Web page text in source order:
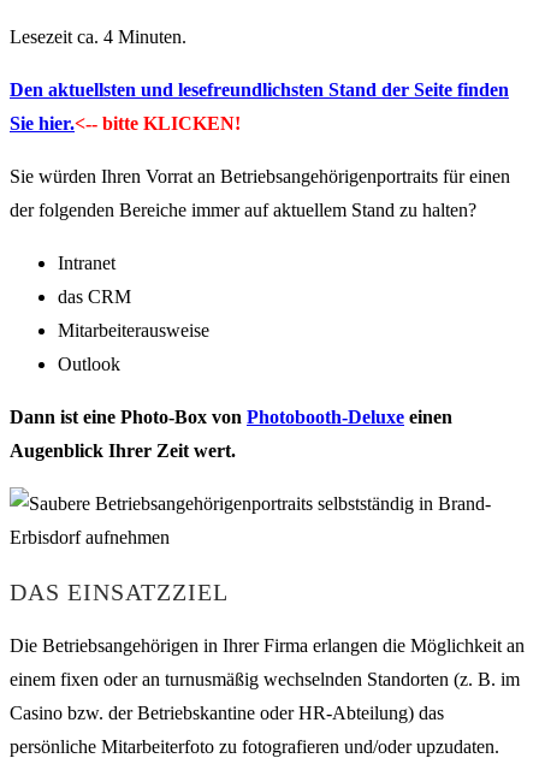
Lesezeit ca. 4 Minuten.
Den aktuellsten und lesefreundlichsten Stand der Seite finden
Sie hier.<-- bitte KLICKEN!
Sie würden Ihren Vorrat an Betriebsangehörigenportraits für einen
der folgenden Bereiche immer auf aktuellem Stand zu halten?
Intranet
das CRM
Mitarbeiterausweise
Outlook
Dann ist eine Photo-Box von Photobooth-Deluxe einen
Augenblick Ihrer Zeit wert.
DAS EINSATZZIEL
Die Betriebsangehörigen in Ihrer Firma erlangen die Möglichkeit an
einem fixen oder an turnusmäßig wechselnden Standorten (z. B. im
Casino bzw. der Betriebskantine oder HR-Abteilung) das
persönliche Mitarbeiterfoto zu fotografieren und/oder upzudaten.